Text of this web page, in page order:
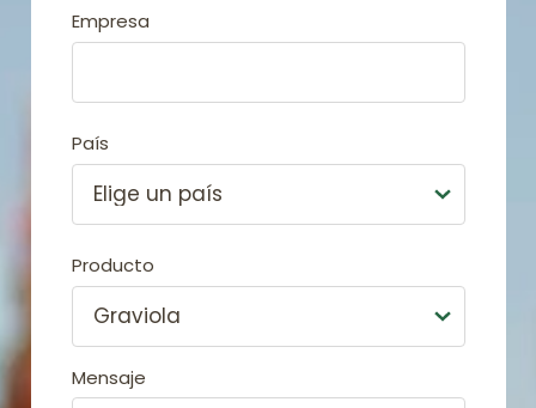
Empresa
País
Producto
Mensaje